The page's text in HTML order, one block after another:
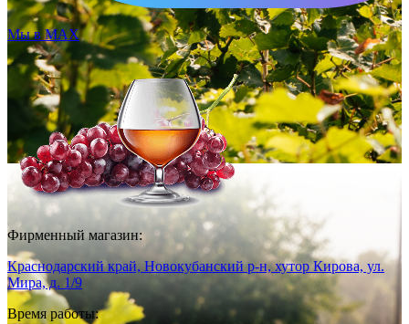
Мы в MAX
Фирменный магазин:
Краснодарский край, Новокубанский р-н, хутор Кирова, ул.
Мира, д. 1/9
Время работы: